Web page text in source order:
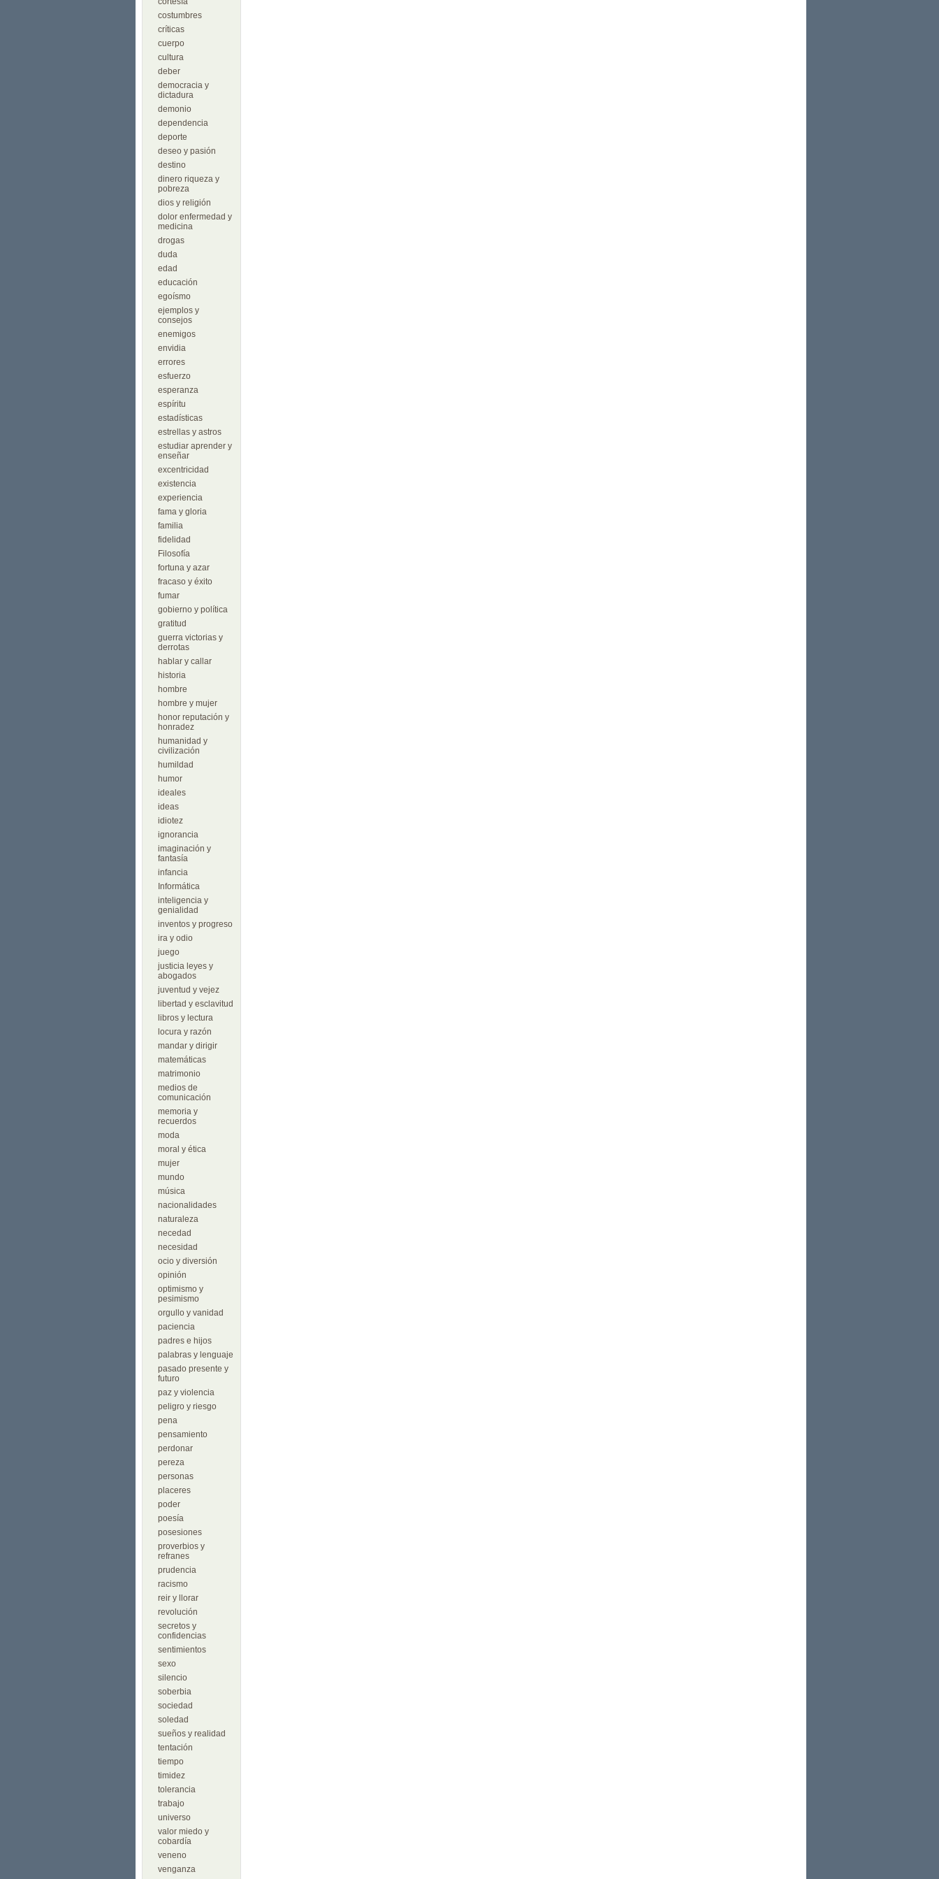
costumbres
críticas
cuerpo
cultura
deber
democracia y
dictadura
demonio
dependencia
deporte
deseo y pasión
destino
dinero riqueza y
pobreza
dios y religión
dolor enfermedad y
medicina
drogas
duda
edad
educación
egoísmo
ejemplos y
consejos
enemigos
envidia
errores
esfuerzo
esperanza
espíritu
estadísticas
estrellas y astros
estudiar aprender y
enseñar
excentricidad
existencia
experiencia
fama y gloria
familia
fidelidad
Filosofía
fortuna y azar
fracaso y éxito
fumar
gobierno y política
gratitud
guerra victorias y
derrotas
hablar y callar
historia
hombre
hombre y mujer
honor reputación y
honradez
humanidad y
civilización
humildad
humor
ideales
ideas
idiotez
ignorancia
imaginación y
fantasía
infancia
Informática
inteligencia y
genialidad
inventos y progreso
ira y odio
juego
justicia leyes y
abogados
juventud y vejez
libertad y esclavitud
libros y lectura
locura y razón
mandar y dirigir
matemáticas
matrimonio
medios de
comunicación
memoria y
recuerdos
moda
moral y ética
mujer
mundo
música
nacionalidades
naturaleza
necedad
necesidad
ocio y diversión
opinión
optimismo y
pesimismo
orgullo y vanidad
paciencia
padres e hijos
palabras y lenguaje
pasado presente y
futuro
paz y violencia
peligro y riesgo
pena
pensamiento
perdonar
pereza
personas
placeres
poder
poesía
posesiones
proverbios y
refranes
prudencia
racismo
reir y llorar
revolución
secretos y
confidencias
sentimientos
sexo
silencio
soberbia
sociedad
soledad
sueños y realidad
tentación
tiempo
timidez
tolerancia
trabajo
universo
valor miedo y
cobardía
veneno
venganza